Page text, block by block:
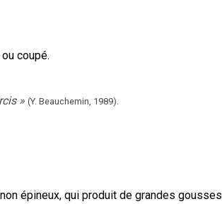
coupé.
» (Y. Beauchemin, 1989).
épineux, qui produit de grandes gousses